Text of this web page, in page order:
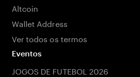
Altcoin
Wallet Address
Ver todos os termos
Eventos
JOGOS DE FUTEBOL 2026